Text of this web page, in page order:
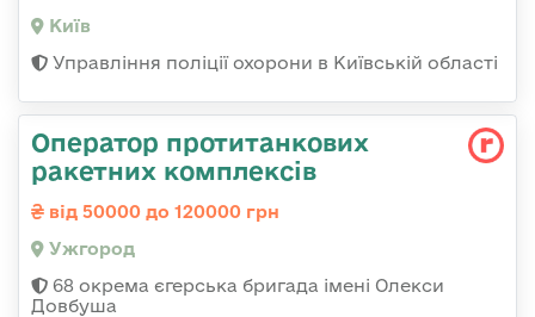
Київ
Управління поліції охорони в Київській області
Оператор протитанкових
ракетних комплексів
від 50000 до 120000 грн
Ужгород
68 окрема єгерська бригада імені Олекси
Довбуша